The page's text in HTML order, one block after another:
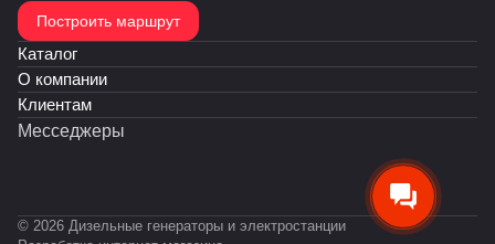
Построить маршрут
Каталог
О компании
Клиентам
Месседжеры
© 2026 Дизельные генераторы и электростанции